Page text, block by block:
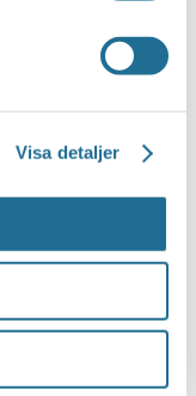
Visa detaljer